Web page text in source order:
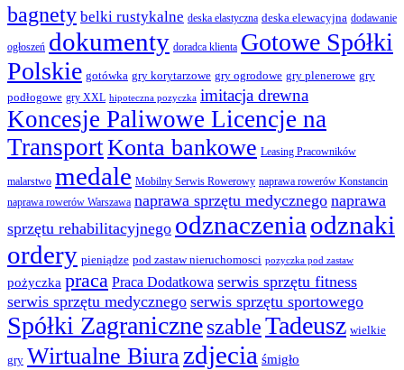
bagnety belki rustykalne deska elastyczna deska elewacyjna dodawanie
ogłoszeń dokumenty doradca klienta Gotowe Spółki
Polskie gotówka gry korytarzowe gry ogrodowe gry plenerowe gry
podłogowe gry XXL hipoteczna pozyczka imitacja drewna
Koncesje Paliwowe Licencje na
TransportKonta bankowe Leasing Pracowników
malarstwo medale Mobilny Serwis Rowerowy naprawa rowerów Konstancin
naprawa rowerów Warszawa naprawa sprzętu medycznego naprawa
sprzętu rehabilitacyjnego odznaczenia odznaki
ordery pieniądze pod zastaw nieruchomosci pozyczka pod zastaw
pożyczka praca Praca Dodatkowa serwis sprzętu fitness
serwis sprzętu medycznego serwis sprzętu sportowego
Spółki ZagraniczneszableTadeusz wielkie
gry Wirtualne Biura zdjecia śmigło